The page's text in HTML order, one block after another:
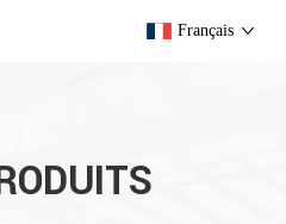
Français